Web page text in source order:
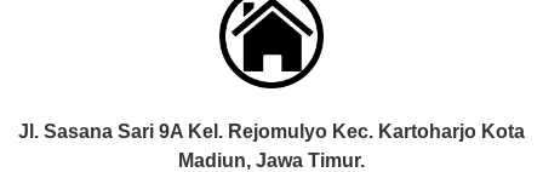
Jl. Sasana Sari 9A Kel. Rejomulyo Kec. Kartoharjo Kota
Madiun, Jawa Timur.